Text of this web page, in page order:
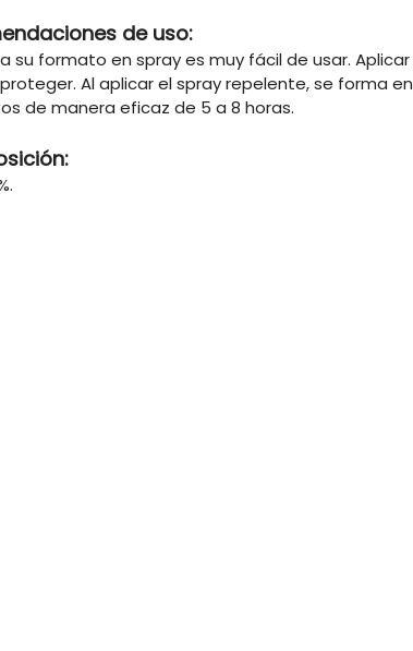
de uso:
su formato en spray es muy fácil de usar.
Al aplicar el spray repelente, se forma
de manera eficaz de 5 a 8 horas.